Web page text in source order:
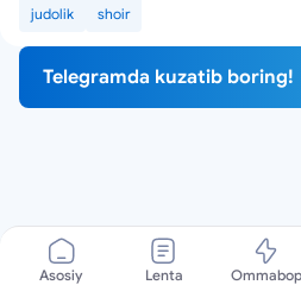
judolik shoir
Telegramda kuzatib boring!
Asosiy Lenta Ommabop